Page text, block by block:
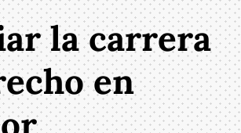
la carrera
en